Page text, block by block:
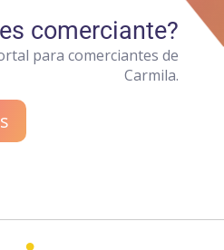
comerciante?
para comerciantes de
Carmila.